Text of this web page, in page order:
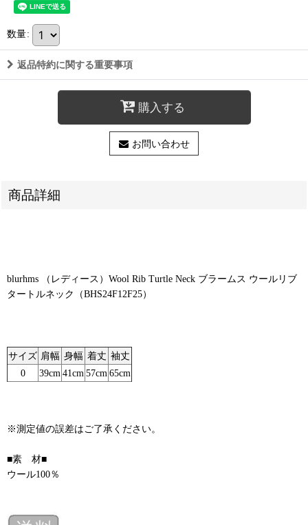
数量:
返品特約に関する重要事項
購入する
お問い合わせ
商品詳細
blurhms （レディース）Wool Rib Turtle Neck ブラームス ウールリブ
タートルネック（BHS24F12F25）
サイズ 肩幅 身幅 着丈 袖丈
0
39cm 41cm 57cm 65cm
※測定値の誤差はご了承ください。
■素 材■
ウール100％